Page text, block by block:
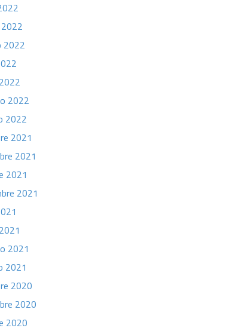
2022
2022
2022
2021
2021
2021
2021
2021
2021
2020
2020
2020